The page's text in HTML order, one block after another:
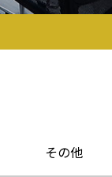
その他